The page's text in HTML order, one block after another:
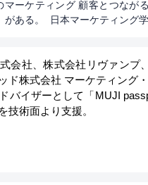
ーケティング 顧客とつなが
がある。 日本マーケティング学
会社、株式会社リヴァンプ
ド株式会社 マーケティング
バイザーとして「MUJI
技術面より支援。